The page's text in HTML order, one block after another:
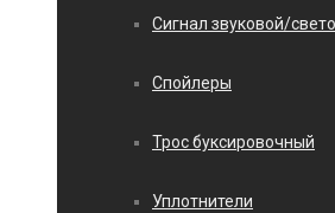
Сигнал звуковой/
Спойлеры
Трос буксировочный
Уплотнители